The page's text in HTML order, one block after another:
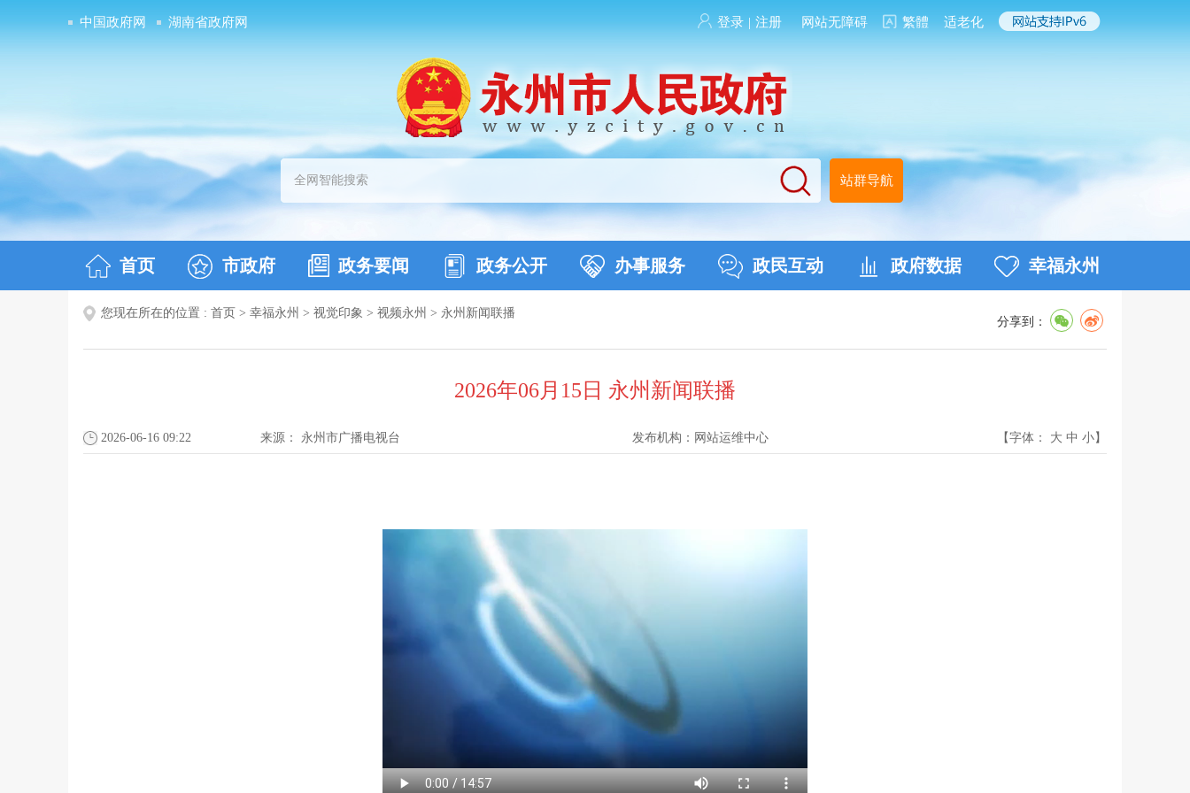
中国政府网 湖南省政府网 登录 | 注册 网站无障碍 繁體 适老化
站群导航
首页 市政府 政务要闻 政务公开 办事服务 政民互动 政府数据 幸福永州
您现在所在的位置 : 首页 > 幸福永州 > 视觉印象 > 视频永州 > 永州新闻联播
分享到：
2026年06月15日 永州新闻联播
2026-06-16 09:22 来源： 永州市广播电视台 发布机构： 网站运维中心 【字体： 大 中 小】